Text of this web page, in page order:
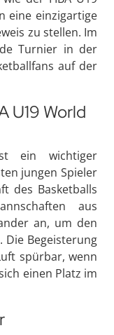
eine einzigartige
zu stellen. Im
Turnier in der
auf der
U19 World
ein wichtiger
jungen Spieler
des Basketballs
aus
an, um den
Die Begeisterung
spürbar, wenn
einen Platz im